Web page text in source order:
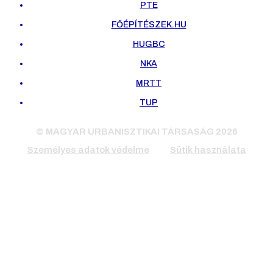
PTE
FŐÉPÍTÉSZEK.HU
HUGBC
NKA
MRTT
TUP
© MAGYAR URBANISZTIKAI TÁRSASÁG 2026
Személyes adatok védelme
Sütik használata